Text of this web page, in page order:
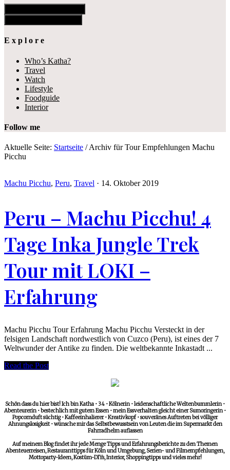
E x p l o r e
Who’s Katha?
Travel
Watch
Lifestyle
Foodguide
Interior
Follow me
Aktuelle Seite: Startseite /Archiv für Tour Empfehlungen Machu
Picchu
Machu Picchu, Peru, Travel · 14. Oktober 2019
Peru – Machu Picchu! 4
Tage Inka Jungle Trek
Tour mit LOKI –
Erfahrung
Machu Picchu Tour Erfahrung Machu Picchu Versteckt in der
felsigen Landschaft nordwestlich von Cuzco (Peru), ist eines der 7
Weltwunder der Antike zu finden. Die weltbekannte Inkastadt ...
Read the Post
Schön dass du hier bist! Ich bin Katha • 34 • Kölnerin • leidenschaftliche Weltenbummlerin •
Abenteurerin • bestechlich mit gutem Essen • mein Essverhalten gleicht einer Sumoringerin •
Popcornduft süchtig • Kaffeeinhalierer • Kreativkopf • souveränes Auftreten bei völliger
Ahnungslosigkeit • wünsche mir das Selbstbewusstsein von Leuten die im Supermarkt den
Fahrradhelm auflassen
__________________
Auf meinem Blog findet ihr jede Menge Tipps und Erfahrungsberichte zu den Themen
Abenteuerreisen, Restauranttipps für Köln und Umgebung, Serien- und Filmempfehlungen,
Mottoparty-Ideen, Kostüm-DIYs, Interior, Shoppingtipps und vieles mehr!